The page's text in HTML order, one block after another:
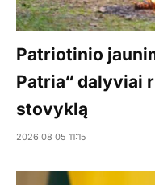
Patriotinio
Patria“ dalyviai
stovyklą
2026 08 05 11:15